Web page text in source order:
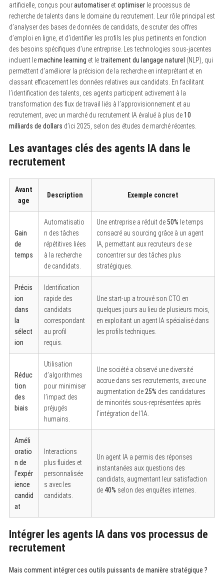
artificielle, conçus pourautomatiseretoptimiserle processus de
recherche de talents dans le domaine du recrutement. Leur rôle principal est
d’analyser des bases de données de candidats, de scruter des offres
d’emploi en ligne, et d’identifier les profils les plus pertinents en fonction
des besoins spécifiques d’une entreprise. Les technologies sous-jacentes
incluent lemachine learning et le traitement du langage naturel (NLP), qui
permettent d’améliorer la précision de la recherche en interprétant et en
classant efficacement les données relatives aux candidats. En facilitant
l’identification des talents, ces agents participent activement à la
transformation des flux de travail liés à l’approvisionnement et au
recrutement, avec un marché du recrutement IA évalué à plus de10
milliards de dollars d’ici 2025, selon des études de marché récentes.
Les avantages clés des agents IA dans le
recrutement
Avant
age
Description Exemple concret
Gain
de
temps
Automatisatio
n des tâches
répétitives liées
à la recherche
de candidats.
Une entreprise a réduit de50% le temps
consacré au sourcing grâce à un agent
IA, permettant aux recruteurs de se
concentrer sur des tâches plus
stratégiques.
Précis
ion
dans
la
sélect
ion
Identification
rapide des
candidats
correspondant
au profil
requis.
Une start-up a trouvé son CTO en
quelques jours au lieu de plusieurs mois,
en exploitant un agent IA spécialisé dans
les profils techniques.
Réduc
tion
des
biais
Utilisation
d’algorithmes
pour minimiser
l’impact des
préjugés
humains.
Une société a observé une diversité
accrue dans ses recrutements, avec une
augmentation de 25% des candidatures
de minorités sous-représentées après
l’intégration de l’IA.
Améli
oratio
n de
l’expér
ience
candid
at
Interactions
plus fluides et
personnalisée
s avec les
candidats.
Un agent IA a permis des réponses
instantanées aux questions des
candidats, augmentant leur satisfaction
de 40% selon des enquêtes internes.
Intégrer les agents IA dans vos processus de
recrutement
Mais comment intégrer ces outils puissants de manière stratégique ?